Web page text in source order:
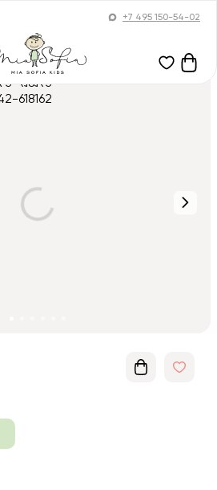
+7 495 150-54-02